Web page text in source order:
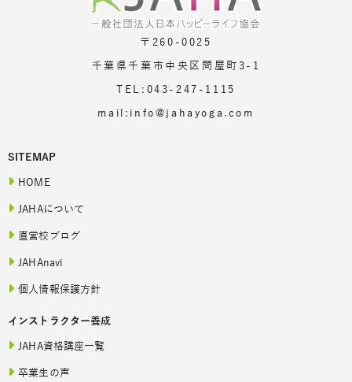
〒260-0025
千葉県千葉市中央区問屋町3-1
TEL:043-247-1115
mail:info@jahayoga.com
SITEMAP
HOME
JAHAについて
直営校ブログ
JAHAnavi
個人情報保護方針
インストラクター養成
JAHA資格講座一覧
卒業生の声